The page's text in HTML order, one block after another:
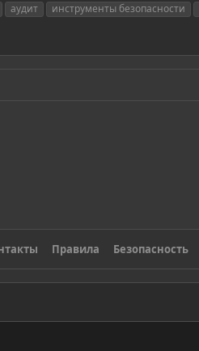
аудит инструменты безопасности
Правила Безопасность